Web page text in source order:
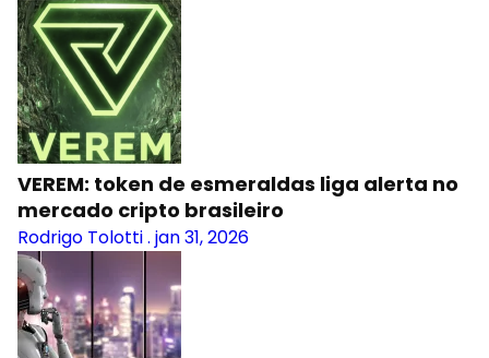
VEREM: token de esmeraldas liga alerta no
mercado cripto brasileiro
Rodrigo Tolotti. jan 31, 2026